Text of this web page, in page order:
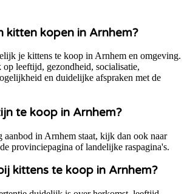
kitten kopen in Arnhem?
je kittens te koop in Arnhem en omgeving.
op leeftijd, gezondheid, socialisatie,
en duidelijke afspraken met de
te koop in Arnhem?
in Arnhem staat, kijk dan ook naar
provinciepagina of landelijke raspagina's.
kittens te koop in Arnhem?